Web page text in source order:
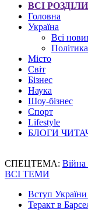
ВСІ РОЗДІЛИ
Головна
Україна
Всі
Політика
Місто
Світ
Бізнес
Наука
Шоу-бізнес
Спорт
Lifestyle
БЛОГИ
СПЕЦТЕМА: Війна
ВСІ ТЕМИ
Вступ
Теракт в